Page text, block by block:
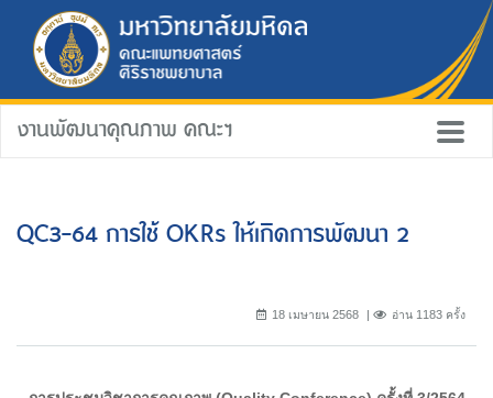
งานพัฒนาคุณภาพ คณะฯ
QC3-64 การใช้ OKRs ให้เกิดการพัฒนา 2
18 เมษายน 2568 อ่าน 1183 ครั้ง